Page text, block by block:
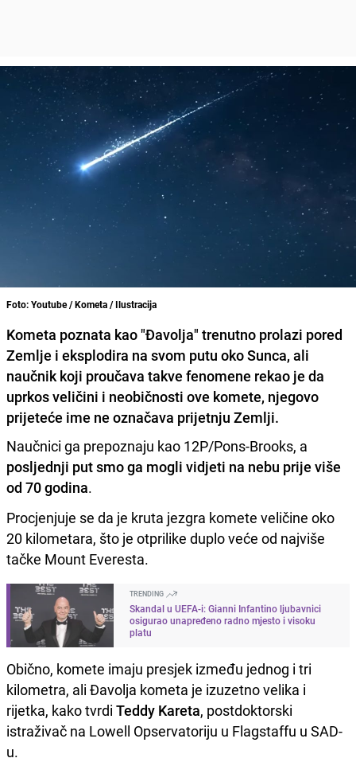
Foto: Youtube / Kometa / Ilustracija
Kometa poznata kao "Đavolja" trenutno prolazi pored
Zemlje i eksplodira na svom putu oko Sunca, ali
naučnik koji proučava takve fenomene rekao je da
uprkos veličini i neobičnosti ove komete, njegovo
prijeteće ime ne označava prijetnju Zemlji.
Naučnici ga prepoznaju kao 12P/Pons-Brooks, a
posljednji put smo ga mogli vidjeti na nebu prije više
od 70 godina.
Procjenjuje se da je kruta jezgra komete veličine oko
20 kilometara, što je otprilike duplo veće od najviše
tačke Mount Everesta.
TRENDING
Skandal u UEFA-i: Gianni Infantino ljubavnici
osigurao unapređeno radno mjesto i visoku
platu
Obično, komete imaju presjek između jednog i tri
kilometra, ali Đavolja kometa je izuzetno velika i
rijetka, kako tvrdi Teddy Kareta, postdoktorski
istraživač na Lowell Opservatoriju u Flagstaffu u SAD-
u.